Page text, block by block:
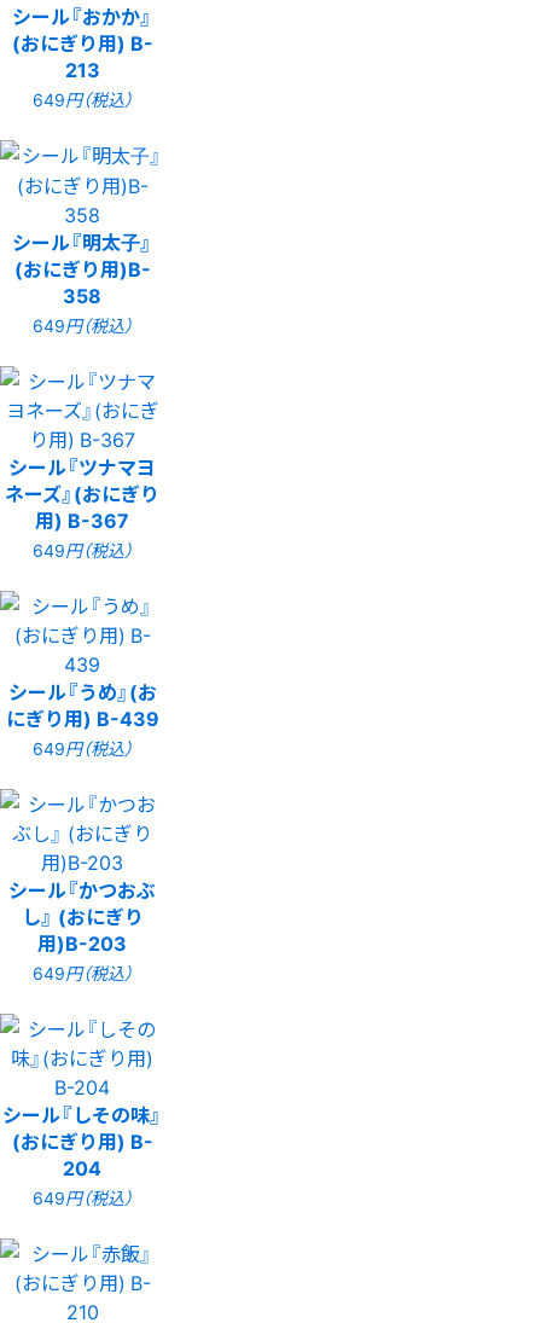
シール『おかか』
(おにぎり用) B-
213
649円（税込）
シール『明太子』
(おにぎり用)B-
358
649円（税込）
シール『ツナマヨ
ネーズ』(おにぎり
用) B-367
649円（税込）
シール『うめ』(お
にぎり用) B-439
649円（税込）
シール『かつおぶ
し』 (おにぎり
用)B-203
649円（税込）
シール『しその味』
(おにぎり用) B-
204
649円（税込）